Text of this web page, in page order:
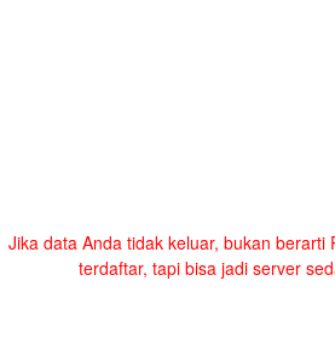
Jika data Anda tidak keluar, bukan berarti
terdaftar, tapi bisa jadi server